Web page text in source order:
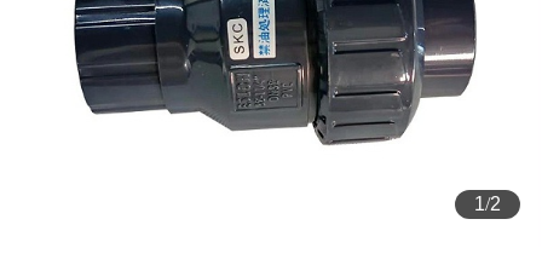
1/2